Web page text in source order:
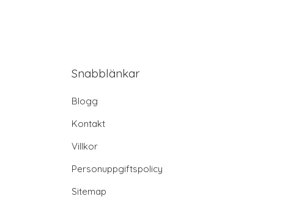
Snabblänkar
Blogg
Kontakt
Villkor
Personuppgiftspolicy
Sitemap